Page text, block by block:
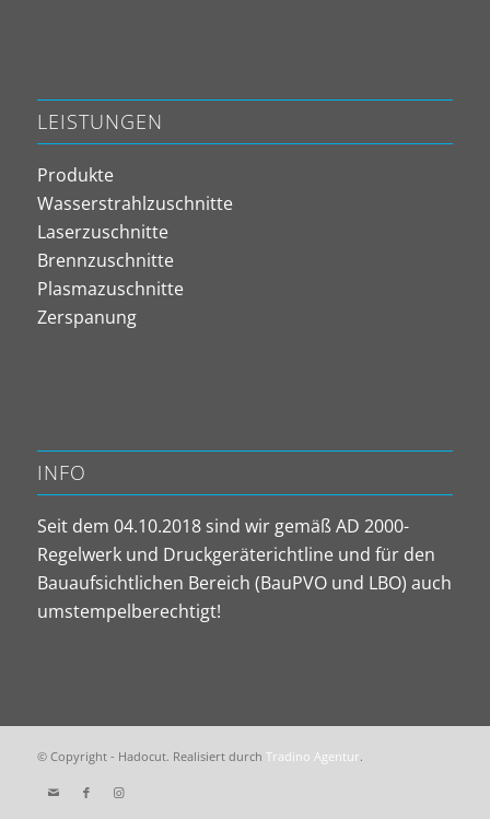
LEISTUNGEN
Produkte
Wasserstrahlzuschnitte
Laserzuschnitte
Brennzuschnitte
Plasmazuschnitte
Zerspanung
INFO
Seit dem 04.10.2018 sind wir gemäß AD 2000-
Regelwerk und Druckgeräterichtline und für den
Bauaufsichtlichen Bereich (BauPVO und LBO) auch
umstempelberechtigt!
© Copyright - Hadocut. Realisiert durch Tradino Agentur.